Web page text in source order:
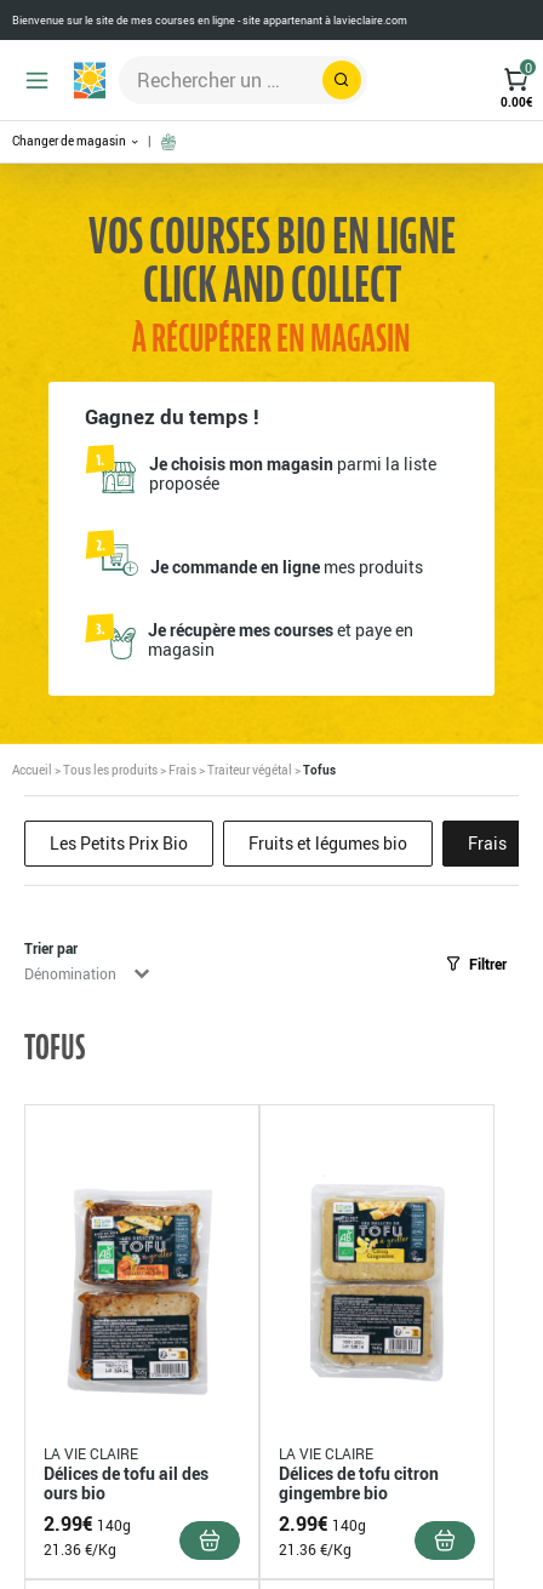
Bienvenue sur le site de mes courses en ligne - site appartenant àlavieclaire.com
Rechercher
0
0.00€
Changer de magasin
VOS COURSES BIO EN LIGNE
CLICK AND COLLECT
À RÉCUPÉRER EN MAGASIN
Gagnez du temps !
Je choisis mon magasin parmi la liste
proposée
Je commande en ligne mes produits
Je récupère mes courseset paye en
magasin
Accueil >Tous les produits> Frais>Traiteur végétal >Tofus
Les Petits Prix Bio Fruits et légumes bio Frais
Trier par
Tri
Trier le contenu Filtrer
TOFUS
LA VIE CLAIRE
Délices de tofu ail des
ours bio
2.99€ 140g
21.36 €/Kg
LA VIE CLAIRE
Délices de tofu citron
gingembre bio
2.99€ 140g
21.36 €/Kg